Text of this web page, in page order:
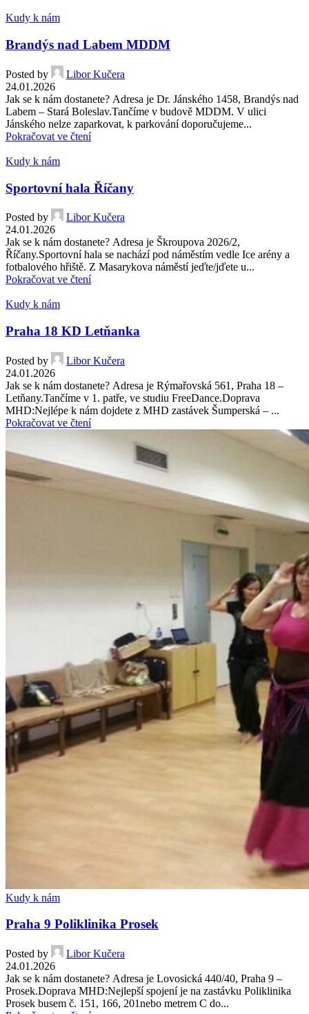
Kudy k nám
Brandýs nad Labem MDDM
Posted by
Libor Kučera
24.01.2026
Jak se k nám dostanete? Adresa je Dr. Jánského 1458, Brandýs nad
Labem – Stará Boleslav.Tančíme v budově MDDM. V ulici
Jánského nelze zaparkovat, k parkování doporučujeme...
Pokračovat ve čtení
Kudy k nám
Sportovní hala Říčany
Posted by
Libor Kučera
24.01.2026
Jak se k nám dostanete? Adresa je Škroupova 2026/2,
Říčany.Sportovní hala se nachází pod náměstím vedle Ice arény a
fotbalového hřiště. Z Masarykova náměstí jeďte/jďete u...
Pokračovat ve čtení
Kudy k nám
Praha 18 KD Letňanka
Posted by
Libor Kučera
24.01.2026
Jak se k nám dostanete? Adresa je Rýmařovská 561, Praha 18 –
Letňany.Tančíme v 1. patře, ve studiu FreeDance.Doprava
MHD:Nejlépe k nám dojdete z MHD zastávek Šumperská – ...
Pokračovat ve čtení
Kudy k nám
Praha 9 Poliklinika Prosek
Posted by
Libor Kučera
24.01.2026
Jak se k nám dostanete? Adresa je Lovosická 440/40, Praha 9 –
Prosek.Doprava MHD:Nejlepší spojení je na zastávku Poliklinika
Prosek busem č. 151, 166, 201nebo metrem C do...